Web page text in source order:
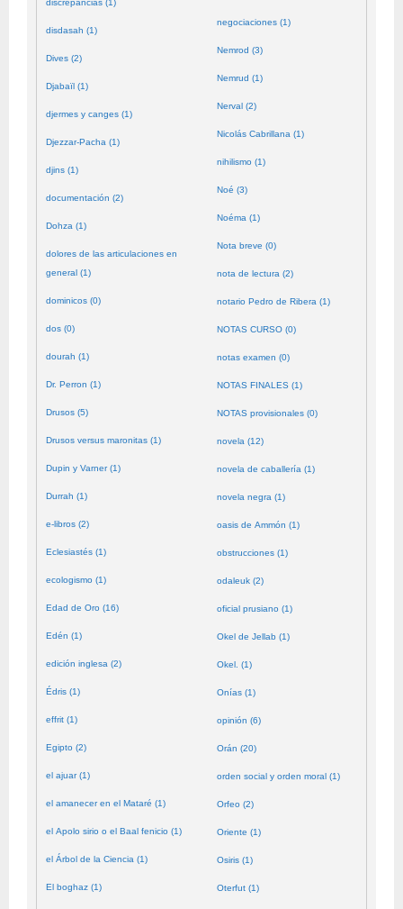
discrepancias (1)
disdasah (1)
Dives (2)
Djabaïl (1)
djermes y canges (1)
Djezzar-Pacha (1)
djins (1)
documentación (2)
Dohza (1)
dolores de las articulaciones en
general (1)
dominicos (0)
dos (0)
dourah (1)
Dr. Perron (1)
Drusos (5)
Drusos versus maronitas (1)
Dupin y Varner (1)
Durrah (1)
e-libros (2)
Eclesiastés (1)
ecologismo (1)
Edad de Oro (16)
Edén (1)
edición inglesa (2)
Édris (1)
effrit (1)
Egipto (2)
el ajuar (1)
el amanecer en el Mataré (1)
el Apolo sirio o el Baal fenicio (1)
el Árbol de la Ciencia (1)
El boghaz (1)
negociaciones (1)
Nemrod (3)
Nemrud (1)
Nerval (2)
Nicolás Cabrillana (1)
nihilismo (1)
Noé (3)
Noéma (1)
Nota breve (0)
nota de lectura (2)
notario Pedro de Ribera (1)
NOTAS CURSO (0)
notas examen (0)
NOTAS FINALES (1)
NOTAS provisionales (0)
novela (12)
novela de caballería (1)
novela negra (1)
oasis de Ammón (1)
obstrucciones (1)
odaleuk (2)
oficial prusiano (1)
Okel de Jellab (1)
Okel. (1)
Onías (1)
opinión (6)
Orán (20)
orden social y orden moral (1)
Orfeo (2)
Oriente (1)
Osiris (1)
Oterfut (1)